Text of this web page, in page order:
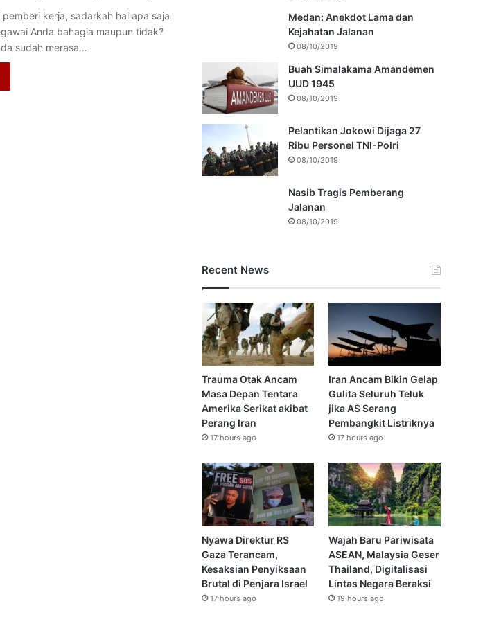
kerja, sadarkah hal apa saja
Anda bahagia maupun tidak?
sudah merasa…
Medan: Anekdot Lama dan
Kejahatan Jalanan
08/10/2019
Buah Simalakama Amandemen
UUD 1945
08/10/2019
Pelantikan Jokowi Dijaga 27
Ribu Personel TNI-Polri
08/10/2019
Nasib Tragis Pemberang
Jalanan
08/10/2019
Recent News
Trauma Otak Ancam
Masa Depan Tentara
Amerika Serikat akibat
Perang Iran
17 hours ago
Iran Ancam Bikin Gelap
Gulita Seluruh Teluk
jika AS Serang
Pembangkit Listriknya
17 hours ago
Nyawa Direktur RS
Gaza Terancam,
Kesaksian Penyiksaan
Brutal di Penjara Israel
17 hours ago
Wajah Baru Pariwisata
ASEAN, Malaysia Geser
Thailand, Digitalisasi
Lintas Negara Beraksi
19 hours ago